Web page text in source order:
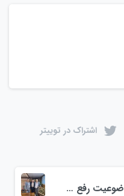
اشتراک در توییتر
جلسه ۳۱ خردادماه با موضوعیت رفع موانع بانکی